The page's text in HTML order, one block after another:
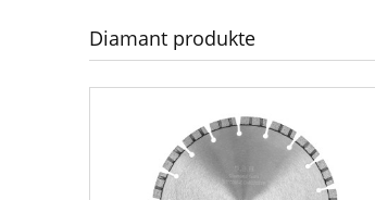
Diamant produkte